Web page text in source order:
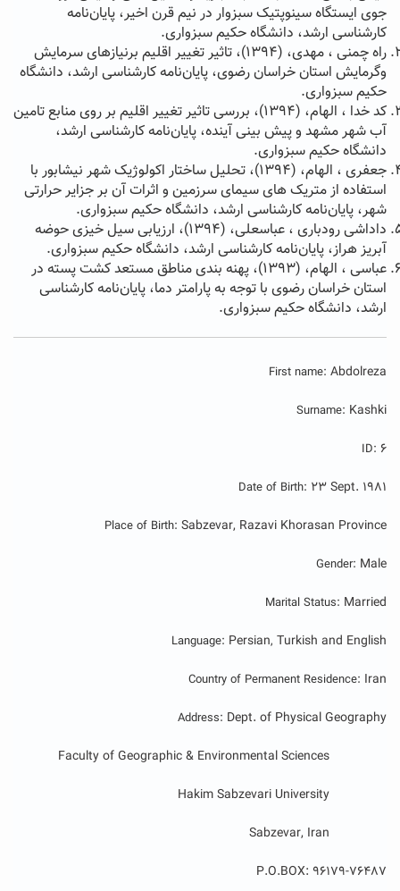
جوی ایستگاه سینوپتیک سبزوار در نیم قرن اخیر، پایان‌نامه
کارشناسی ارشد، دانشگاه حکیم سبزواری.
راه چمنی ، مهدی، (۱۳۹۴)، تاثیر تغییر اقلیم برنیازهای سرمایش
وگرمایش استان خراسان رضوی، پایان‌نامه کارشناسی ارشد، دانشگاه
حکیم سبزواری.
کد خدا ، الهام، (۱۳۹۴)، بررسی تاثیر تغییر اقلیم بر روی منابع تامین
آب شهر مشهد و پیش بینی آینده، پایان‌نامه کارشناسی ارشد،
دانشگاه حکیم سبزواری.
جعفری ، الهام، (۱۳۹۴)، تحلیل ساختار اکولوژیک شهر نیشابور با
استفاده از متریک های سیمای سرزمین و اثرات آن بر جزایر حرارتی
شهر، پایان‌نامه کارشناسی ارشد، دانشگاه حکیم سبزواری.
داداشی رودباری ، عباسعلی، (۱۳۹۴)، ارزیابی سیل خیزی حوضه
آبریز هراز، پایان‌نامه کارشناسی ارشد، دانشگاه حکیم سبزواری.
عباسی ، الهام، (۱۳۹۳)، پهنه بندی مناطق مستعد کشت پسته در
استان خراسان رضوی با توجه به پارامتر دما، پایان‌نامه کارشناسی
ارشد، دانشگاه حکیم سبزواری.
First name: Abdolreza
Surname: Kashki
ID: ۶
Date of Birth: 23 Sept. 1981
Place of Birth: Sabzevar, Razavi Khorasan Province
Gender: Male
Marital Status: Married
Language: Persian, Turkish and English
Country of Permanent Residence: Iran
Address: Dept. of Physical Geography
Hakim Sabzevari University
Sabzevar, Iran
P.O.BOX: 96179-76487